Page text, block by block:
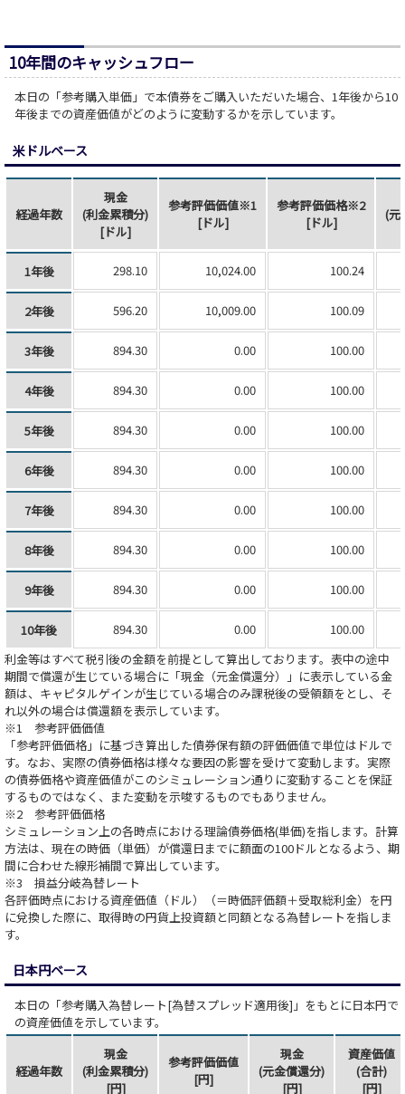
10年間のキャッシュフロー
本日の「参考購入単価」で本債券をご購入いただいた場合、1年後から10
年後までの資産価値がどのように変動するかを示しています。
米ドルベース
経過年数
現金
(利金累積分)
[ドル]
参考評価価値※1
[ドル]
参考評価価格※2
[ドル]
(元
1年後 298.10 10,024.00 100.24
2年後 596.20 10,009.00 100.09
3年後 894.30 0.00 100.00
4年後 894.30 0.00 100.00
5年後 894.30 0.00 100.00
6年後 894.30 0.00 100.00
7年後 894.30 0.00 100.00
8年後 894.30 0.00 100.00
9年後 894.30 0.00 100.00
10年後 894.30 0.00 100.00
利金等はすべて税引後の金額を前提として算出しております。表中の途中
期間で償還が生じている場合に「現金（元金償還分）」に表示している金
額は、キャピタルゲインが生じている場合のみ課税後の受領額をとし、そ
れ以外の場合は償還額を表示しています。
※1 参考評価価値
「参考評価価格」に基づき算出した債券保有額の評価価値で単位はドルで
す。なお、実際の債券価格は様々な要因の影響を受けて変動します。実際
の債券価格や資産価値がこのシミュレーション通りに変動することを保証
するものではなく、また変動を示唆するものでもありません。
※2 参考評価価格
シミュレーション上の各時点における理論債券価格(単価)を指します。計算
方法は、現在の時価（単価）が償還日までに額面の100ドルとなるよう、期
間に合わせた線形補間で算出しています。
※3 損益分岐為替レート
各評価時点における資産価値（ドル）（＝時価評価額＋受取総利金）を円
に兌換した際に、取得時の円貨上投資額と同額となる為替レートを指しま
す。
日本円ベース
本日の「参考購入為替レート[為替スプレッド適用後]」をもとに日本円で
の資産価値を示しています。
経過年数
現金
(利金累積分)
[円]
参考評価価値
[円]
現金
(元金償還分)
[円]
資産価値
(合計)
[円]